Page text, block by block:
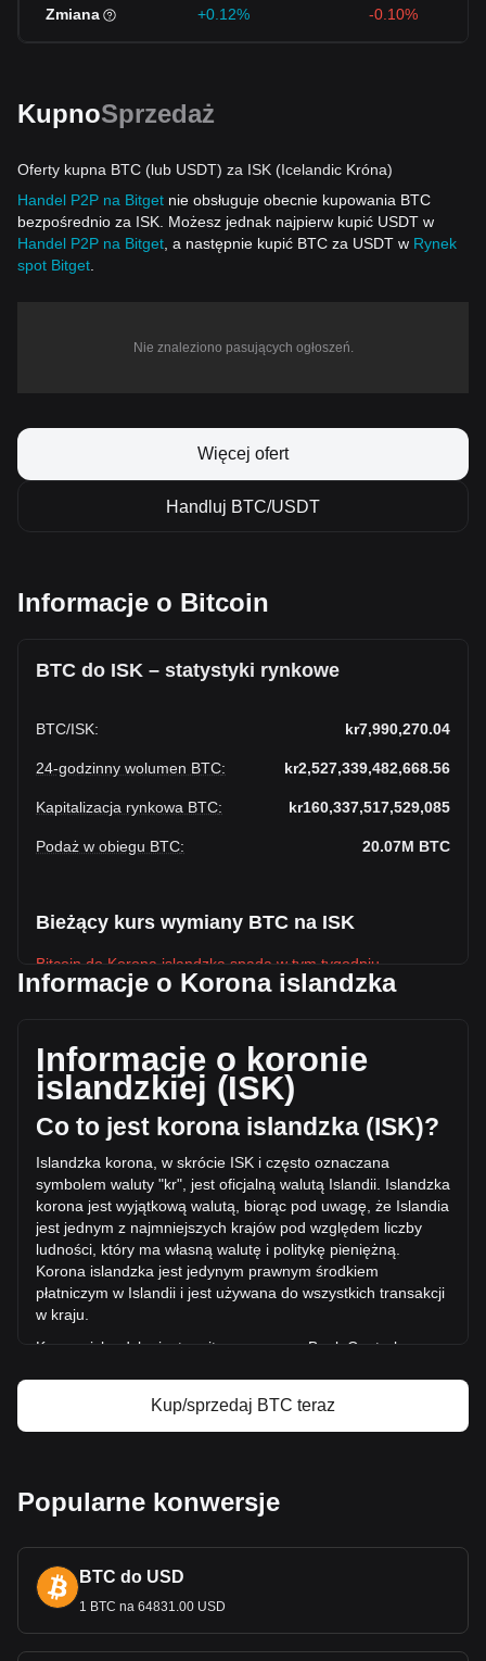
Zmiana +0.12% -0.10%
KupnoSprzedaż
Oferty kupna BTC (lub USDT) za ISK (Icelandic Króna)
Handel P2P na Bitget nie obsługuje obecnie kupowania BTC
bezpośrednio za ISK. Możesz jednak najpierw kupić USDT w
Handel P2P na Bitget , a następnie kupić BTC za USDT w Rynek
spot Bitget
Nie znaleziono pasujących ogłoszeń.
Więcej ofert
Handluj BTC/USDT
Informacje o Bitcoin
BTC do ISK – statystyki rynkowe
BTC/ISK: kr7,990,270.04
24-godzinny wolumen BTC: kr2,527,339,482,668.56
Kapitalizacja rynkowa BTC: kr160,337,517,529,085
Podaż w obiegu BTC: 20.07M BTC
Bieżący kurs wymiany BTC na ISK
Bitcoin do Korona islandzka spada w tym tygodniu.
Obecna cena rynkowa Bitcoin wynosi kr7,990,270.04 na
kr160,337,517,529,085 ISK w oparciu o podaż w obiegu
20,066,596 BTC. W ciągu ostatnich 24 godzin wolumen
obrotu Bitcoin zmienił się o -13.98% (kr-410,754,329,177.52
ISK). W ostatni dzień handlu, wolumen obrotu BTC wyniósł
kr2,938,093,811,846.08.
Więcej informacji o Bitcoin na Bitget
Cena Bitcoin
Prognoza ceny Bitcoin
Czym jest Bitcoin (BTC)?
Kalkulator zysków Bitcoin
Informacje o Korona islandzka
Informacje o koronie
islandzkiej (ISK)
Co to jest korona islandzka (ISK)?
Islandzka korona, w skrócie ISK i często oznaczana
symbolem waluty "kr", jest oficjalną walutą Islandii. Islandzka
korona jest wyjątkową walutą, biorąc pod uwagę, że Islandia
jest jednym z najmniejszych krajów pod względem liczby
ludności, który ma własną walutę i politykę pieniężną.
Korona islandzka jest jedynym prawnym środkiem
płatniczym w Islandii i jest używana do wszystkich transakcji
w kraju.
Korona islandzka jest emitowana przez Bank Centralny
zarządzanie polityką pieniężną Islandii i utrzymanie
stabilności korony.
Korzenie korony sięgają Skandynawskiej Unii Monetarnej, a
oznaczającego "koronę". Początkowo Islandia używała
korony duńskiej, ale w 1885 r. zaczęła emitować własne
banknoty. Islandzka korona stała się odrębna od korony
duńskiej po I wojnie światowej i uzyskaniu przez Islandię
suwerenności w 1918 roku. Ze względu na wysoką inflację,
w 1981 r. króna została przeszacowana - 100 starych koron
Kup/sprzedaj BTC teraz
Popularne konwersje
BTC do USD
1 BTC na 64831.00 USD